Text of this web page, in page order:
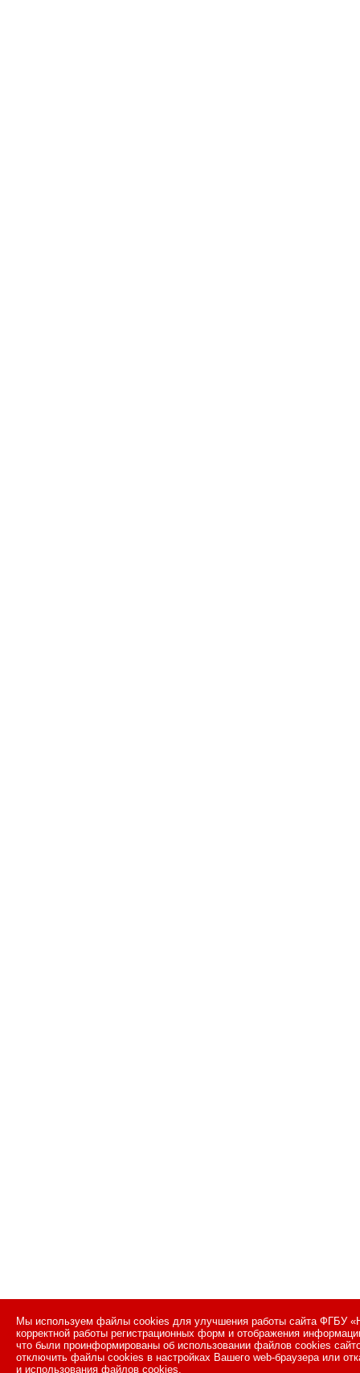
Мы используем файлы cookies для улучшения работы сайта ФГБУ
корректной работы регистрационных форм и отображения
что были проинформированы об использовании файлов cookies
отключить файлы cookies в настройках Вашего web-браузера или
и использования файлов cookies.